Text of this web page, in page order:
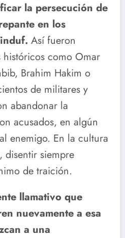
la persecución de
en los
Así fueron
históricos como Omar
Brahim Hakim o
de militares y
abandonar la
acusados, en algún
enemigo. En la cultura
disentir siempre
de traición.
llamativo que
nuevamente a esa
a una